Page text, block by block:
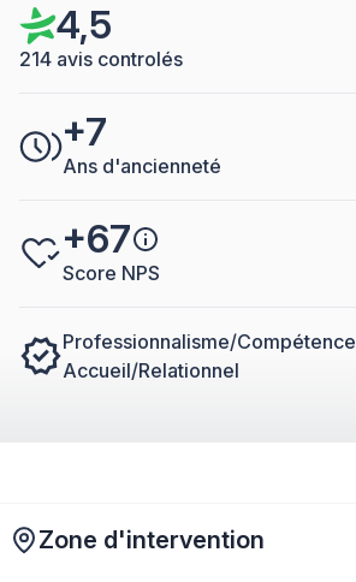
4,5
214 avis controlés
+7
Ans d'ancienneté
+67
Score NPS
Professionnalisme/Compétence
Accueil/Relationnel
Zone d'intervention